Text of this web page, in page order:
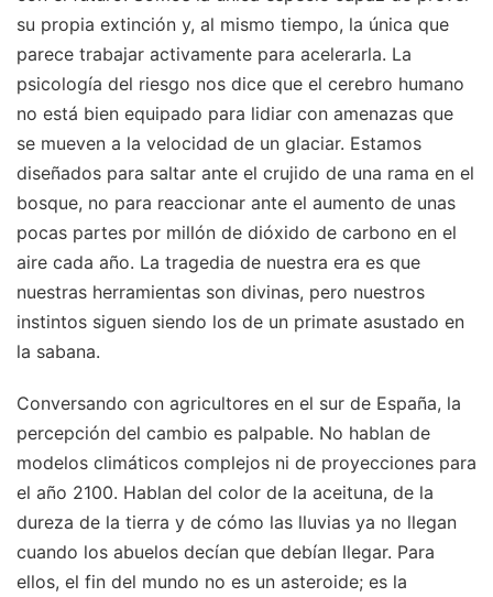
su propia extinción y, al mismo tiempo, la única que
parece trabajar activamente para acelerarla. La
psicología del riesgo nos dice que el cerebro humano
no está bien equipado para lidiar con amenazas que
se mueven a la velocidad de un glaciar. Estamos
diseñados para saltar ante el crujido de una rama en el
bosque, no para reaccionar ante el aumento de unas
pocas partes por millón de dióxido de carbono en el
aire cada año. La tragedia de nuestra era es que
nuestras herramientas son divinas, pero nuestros
instintos siguen siendo los de un primate asustado en
la sabana.
Conversando con agricultores en el sur de España, la
percepción del cambio es palpable. No hablan de
modelos climáticos complejos ni de proyecciones para
el año 2100. Hablan del color de la aceituna, de la
dureza de la tierra y de cómo las lluvias ya no llegan
cuando los abuelos decían que debían llegar. Para
ellos, el fin del mundo no es un asteroide; es la